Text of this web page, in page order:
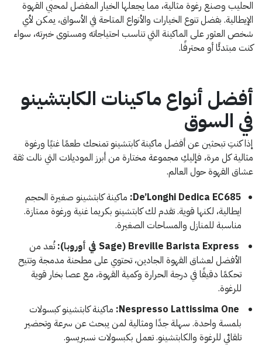
الحليب وصنع رغوة مثالية، مما يجعلها الخيار المفضل لمحبي القهوة
الإيطالية. بفضل تنوع الخيارات والأنواع المتاحة في الأسواق، يمكن لأي
شخص العثور على الماكينة التي تناسب احتياجاته ومستوى خبرته، سواء
كنت مبتدئًا أو محترفًا.
أفضل أنواع ماكينات الكابتشينو
في السوق
إذا كنتِ تبحثين عن أفضل ماكينة كابتشينو تمنحك طعمًا غنيًا ورغوة
مثالية كل مرة، فإليكِ مجموعة مختارة من أبرز الموديلات التي نالت ثقة
عشاق القهوة حول العالم.
De’Longhi Dedica EC685: ماكينة كابتشينو صغيرة الحجم
ايطالية، لكنها قوية. تقدم لك كابتشينو بكريما غنية ورغوة ممتازة.
مناسبة للمنازل والمساحات الصغيرة.
Breville Barista Express (Sage في أوروبا):
تُعد من
الأفضل لعشاق القهوة الجادين، تحتوي على مطحنة مدمجة وتتيح
تحكمًا دقيقًا في درجة الحرارة وكمية القهوة، مع عصا بخار قوية
للرغوة.
Nespresso Lattissima One: ماكينة كابتشينو كبسولات
بلمسة واحدة. سهلة جدًا ومثالية لمن يبحث عن سرعة وتحضير
تلقائي للرغوة والكابتشينو. تعمل بكبسولات نسبريسو.